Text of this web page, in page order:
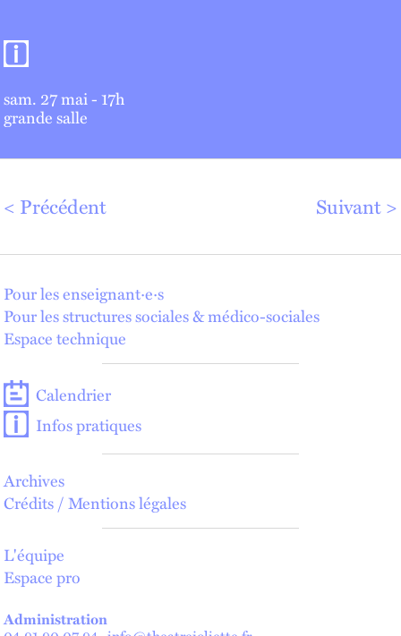
Informations pratiques
sam. 27 mai - 17h
grande salle
Précédent Suivant
Pour les enseignant·e·s
Pour les structures sociales & médico-sociales
Espace technique
Calendrier
Infos pratiques
Archives
Crédits / Mentions légales
L'équipe
Espace pro
Administration